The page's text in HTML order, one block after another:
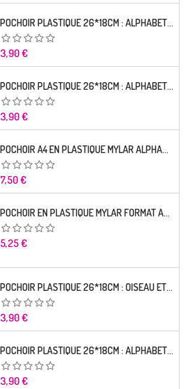
POCHOIR PLASTIQUE 26*18CM : ALPHABET (02)
Prix
3,90 €
POCHOIR PLASTIQUE 26*18CM : ALPHABET (01)
Prix
3,90 €
POCHOIR A4 EN PLASTIQUE MYLAR ALPHABET ARABE 25 MM
Prix
7,50 €
POCHOIR EN PLASTIQUE MYLAR FORMAT A4 (21*29.7CM) ALPHABET GERMANICA LETTRES MINUSCULES
Prix
5,25 €
POCHOIR PLASTIQUE 26*18CM : OISEAU ET FLEUR
Prix
3,90 €
POCHOIR PLASTIQUE 26*18CM : ALPHABET (03)
Prix
3,90 €